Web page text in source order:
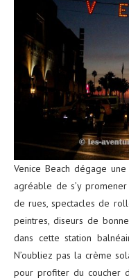
Venice Beach dégage
agréable de s’y
de rues, spectacles de
peintres, diseurs de
dans cette station
N’oubliez pas la crème
pour profiter du coucher